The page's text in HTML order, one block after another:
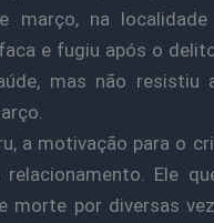
março, na
e fugiu após o
mas não resistiu
a motivação para o
Ele
por diversas